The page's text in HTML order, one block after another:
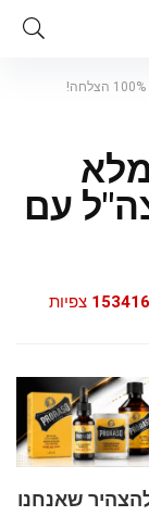
עם
153416 צפיות
שאנחנו